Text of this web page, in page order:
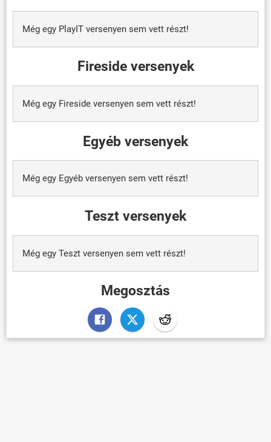
Még egy PlayIT versenyen sem vett részt!
Fireside versenyek
Még egy Fireside versenyen sem vett részt!
Egyéb versenyek
Még egy Egyéb versenyen sem vett részt!
Teszt versenyek
Még egy Teszt versenyen sem vett részt!
Megosztás